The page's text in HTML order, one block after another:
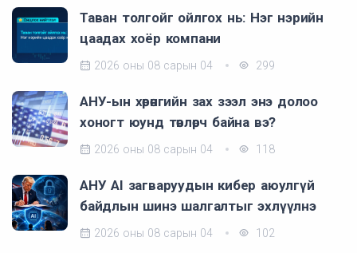
Таван толгойг ойлгох нь: Нэг нэрийн
цаадах хоёр компани
2026 оны 08 сарын 04 299
АНУ-ын хөрөнгийн зах зээл энэ долоо
хоногт юунд төвлөрч байна вэ?
2026 оны 08 сарын 04 118
АНУ AI загваруудын кибер аюулгүй
байдлын шинэ шалгалтыг эхлүүлнэ
2026 оны 08 сарын 04 102